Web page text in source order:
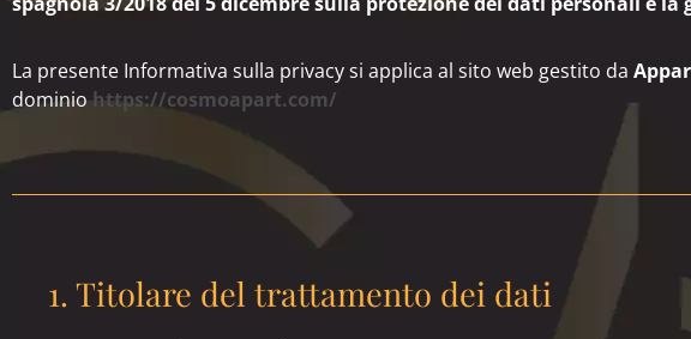
La presente Informativa sulla privacy si applica al sito web gestito da
dominiohttps://cosmoapart.com/
1. Titolare del trattamento dei dati